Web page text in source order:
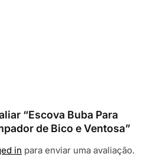
“Escova Buba Para
de Bico e Ventosa”
in para enviar uma avaliação.